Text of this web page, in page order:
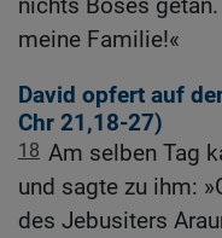
nichts Böses
meine Familie!«
David opfert auf
Chr 21,18-27)
18 Am selben Tag
und sagte zu ihm:
des Jebusiters